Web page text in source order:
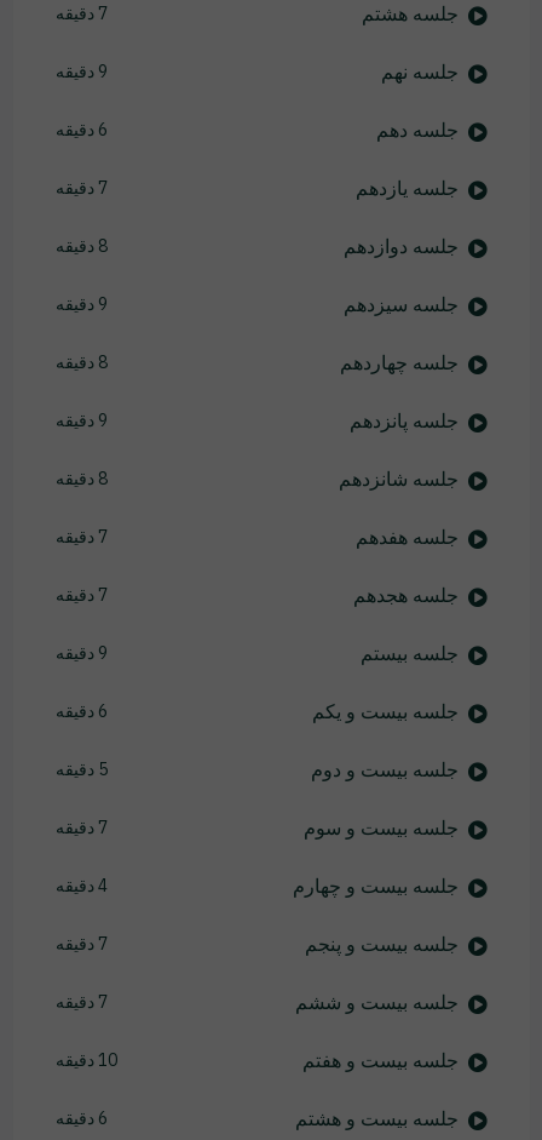
جلسه هشتم 7 دقیقه
جلسه نهم 9 دقیقه
جلسه دهم 6 دقیقه
جلسه یازدهم 7 دقیقه
جلسه دوازدهم 8 دقیقه
جلسه‌ سیزدهم 9 دقیقه
جلسه چهاردهم 8 دقیقه
جلسه پانزدهم 9 دقیقه
جلسه شانزدهم 8 دقیقه
جلسه هفدهم 7 دقیقه
جلسه هجدهم 7 دقیقه
جلسه بیستم 9 دقیقه
جلسه بیست و یکم 6 دقیقه
جلسه بیست و دوم 5 دقیقه
جلسه بیست و سوم 7 دقیقه
جلسه بیست و چهارم 4 دقیقه
جلسه بیست و پنجم 7 دقیقه
جلسه بیست و ششم 7 دقیقه
جلسه بیست و هفتم 10 دقیقه
جلسه بیست و هشتم 6 دقیقه